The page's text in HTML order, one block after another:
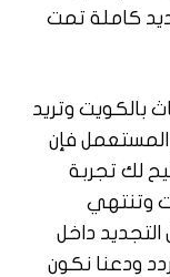
كاملة تمت
بالكويت وتريد
المستعمل فإن
لك تجربة
وتنتهي
داخل
ودعنا نكون